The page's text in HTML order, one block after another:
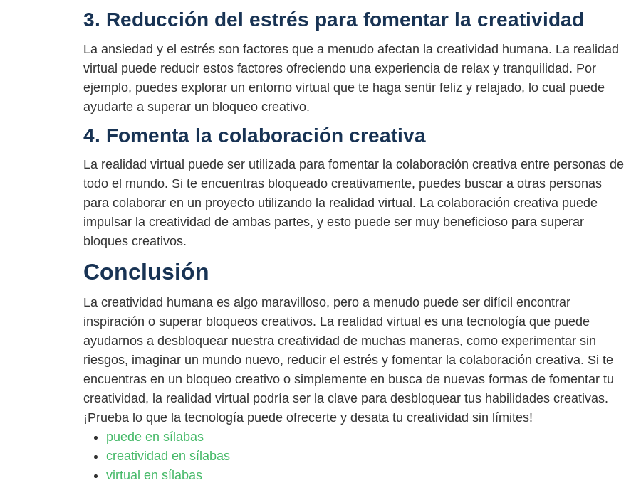
3. Reducción del estrés para fomentar la creatividad
La ansiedad y el estrés son factores que a menudo afectan la creatividad humana. La realidad
virtual puede reducir estos factores ofreciendo una experiencia de relax y tranquilidad. Por
ejemplo, puedes explorar un entorno virtual que te haga sentir feliz y relajado, lo cual puede
ayudarte a superar un bloqueo creativo.
4. Fomenta la colaboración creativa
La realidad virtual puede ser utilizada para fomentar la colaboración creativa entre personas de
todo el mundo. Si te encuentras bloqueado creativamente, puedes buscar a otras personas
para colaborar en un proyecto utilizando la realidad virtual. La colaboración creativa puede
impulsar la creatividad de ambas partes, y esto puede ser muy beneficioso para superar
bloques creativos.
Conclusión
La creatividad humana es algo maravilloso, pero a menudo puede ser difícil encontrar
inspiración o superar bloqueos creativos. La realidad virtual es una tecnología que puede
ayudarnos a desbloquear nuestra creatividad de muchas maneras, como experimentar sin
riesgos, imaginar un mundo nuevo, reducir el estrés y fomentar la colaboración creativa. Si te
encuentras en un bloqueo creativo o simplemente en busca de nuevas formas de fomentar tu
creatividad, la realidad virtual podría ser la clave para desbloquear tus habilidades creativas.
¡Prueba lo que la tecnología puede ofrecerte y desata tu creatividad sin límites!
puede en sílabas
creatividad en sílabas
virtual en sílabas